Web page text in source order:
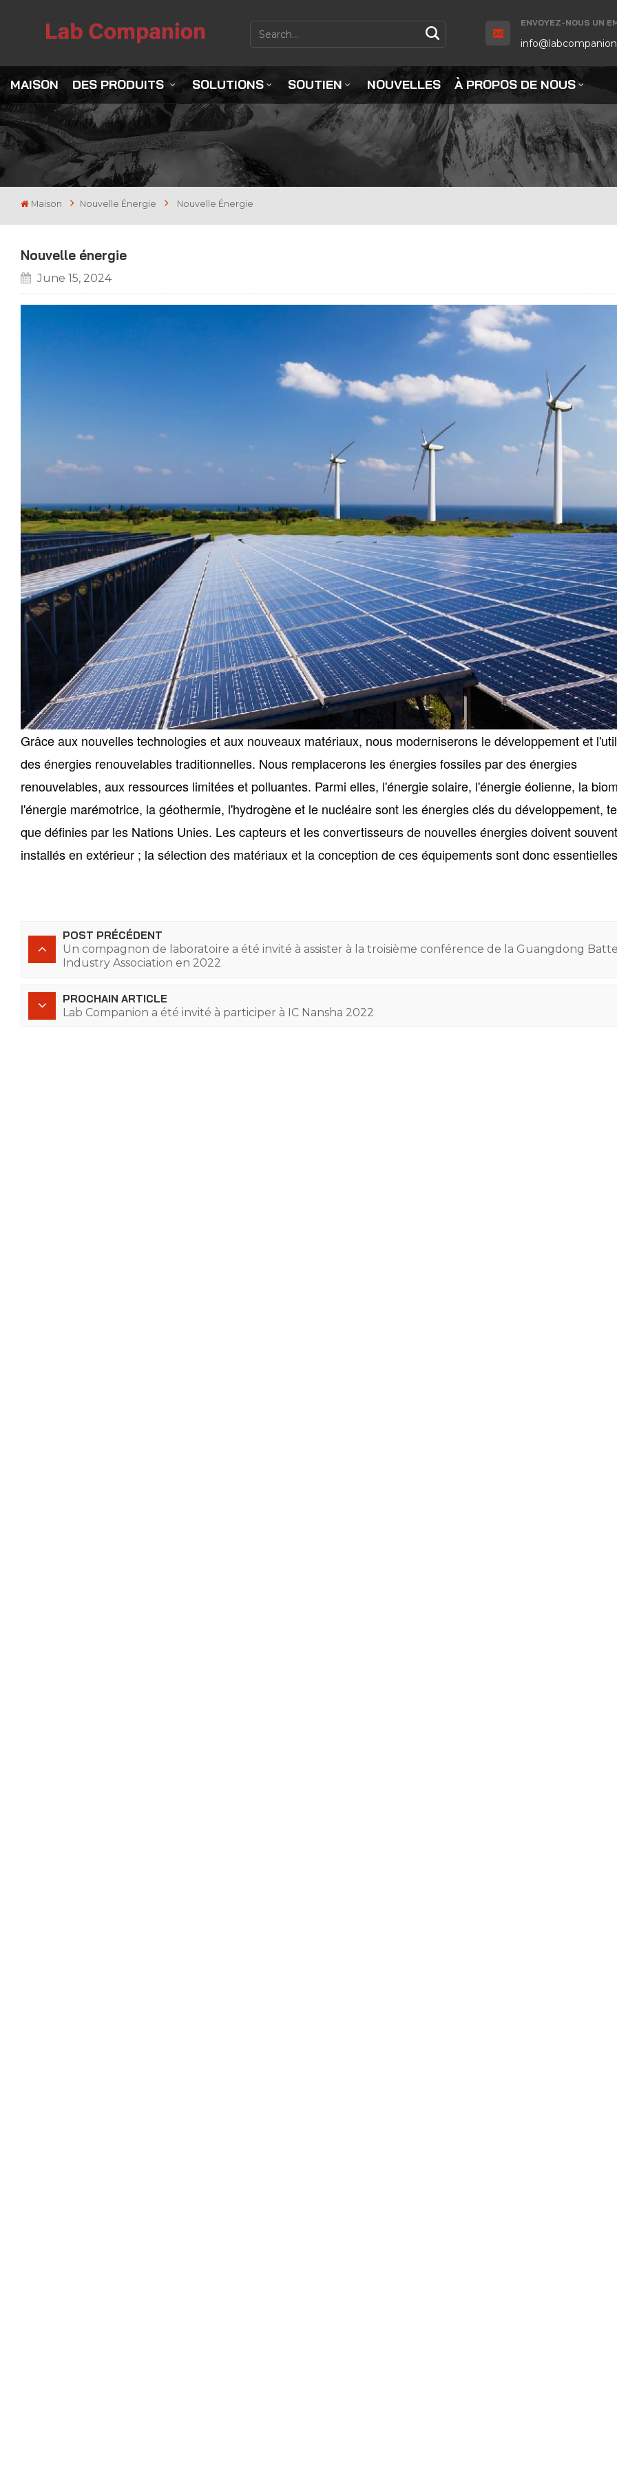
ENVOYEZ-NOUS UN
MAISON DES PRODUITS SOLUTIONS SOUTIEN NOUVELLES À PROPOS DE NOUS
Maison Nouvelle Énergie Nouvelle Énergie
Nouvelle énergie
June 15, 2024
Grâce aux nouvelles technologies et aux nouveaux matériaux, nous moderniserons le développement et
des énergies renouvelables traditionnelles. Nous remplacerons les énergies fossiles par des énergies
renouvelables, aux ressources limitées et polluantes. Parmi elles, l'énergie solaire, l'énergie éolienne, la
l'énergie marémotrice, la géothermie, l'hydrogène et le nucléaire sont les énergies clés du développement,
que définies par les Nations Unies. Les capteurs et les convertisseurs de nouvelles énergies doivent
installés en extérieur ; la sélection des matériaux et la conception de ces équipements sont donc
POST PRÉCÉDENT
Un compagnon de laboratoire a été invité à assister à la troisième conférence de la Guangdong
Industry Association en 2022
PROCHAIN ARTICLE
Lab Companion a été invité à participer à IC Nansha 2022